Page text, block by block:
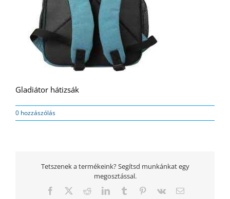
Gladiátor hátizsák
0 hozzászólás
Tetszenek a termékeink? Segítsd munkánkat egy
megosztással.
Facebook
TwitterRedditLinkedInTumblr Pinterest
Vk Email: